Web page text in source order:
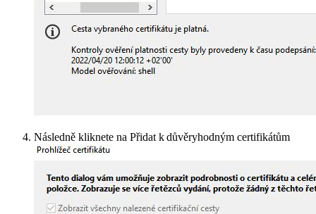
Následně kliknete na Přidat k důvěryhodným certifikátům